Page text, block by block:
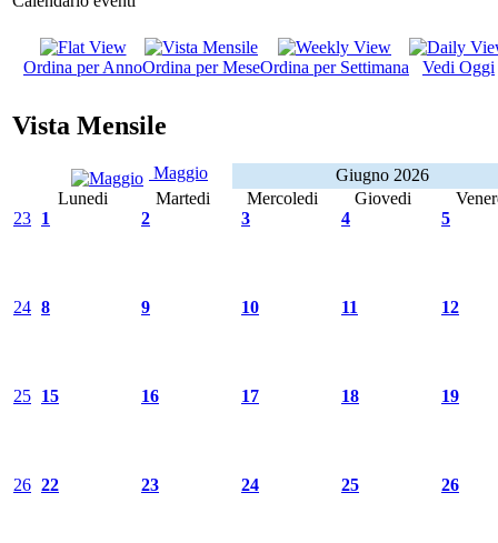
Ordina per AnnoOrdina per MeseOrdina per Settimana Vedi Oggi
Vista Mensile
Maggio
Giugno 2026
Lunedi
Martedi Mercoledi Giovedi
23 1 2 3 4 5
24 8 9 10 11 12
25 15 16 17 18 19
26 22 23 24 25 26